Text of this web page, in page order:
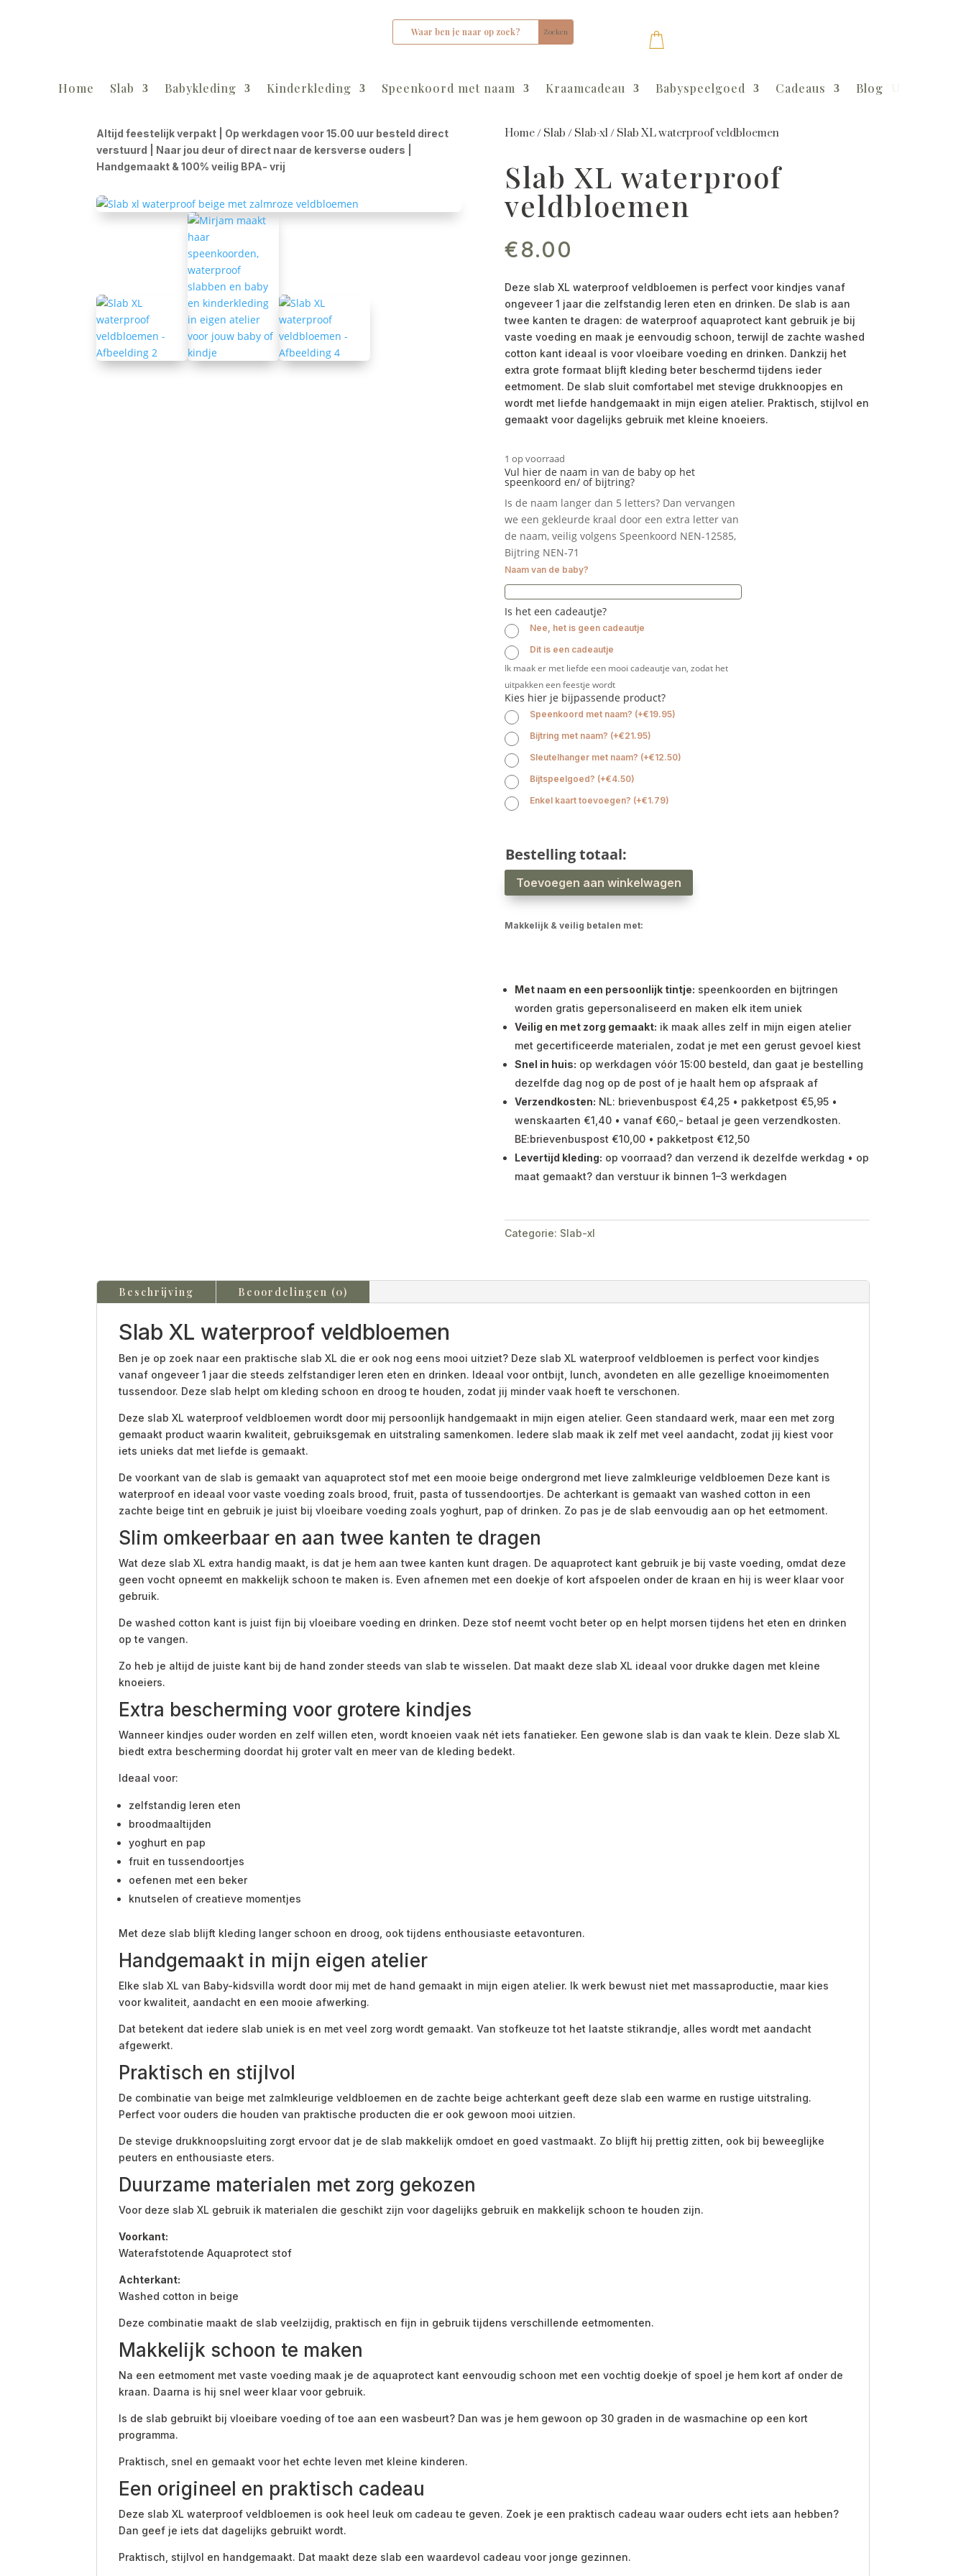
Home Slab Babykleding Kinderkleding Speenkoord met naam Kraamcadeau Babyspeelgoed Cadeaus Blog
Altijd feestelijk verpakt | Op werkdagen voor 15.00 uur besteld direct
verstuurd | Naar jou deur of direct naar de kersverse ouders |
Handgemaakt & 100% veilig BPA- vrij
Home/ Slab / Slab-xl/ Slab XL waterproof veldbloemen
Slab XL waterproof
veldbloemen
€8.00
Deze slab XL waterproof veldbloemen is perfect voor kindjes vanaf
ongeveer 1 jaar die zelfstandig leren eten en drinken. De slab is aan
twee kanten te dragen: de waterproof aquaprotect kant gebruik je bij
vaste voeding en maak je eenvoudig schoon, terwijl de zachte washed
cotton kant ideaal is voor vloeibare voeding en drinken. Dankzij het
extra grote formaat blijft kleding beter beschermd tijdens ieder
eetmoment. De slab sluit comfortabel met stevige drukknoopjes en
wordt met liefde handgemaakt in mijn eigen atelier. Praktisch, stijlvol en
gemaakt voor dagelijks gebruik met kleine knoeiers.
1 op voorraad
Vul hier de naam in van de baby op het
speenkoord en/ of bijtring?
Is de naam langer dan 5 letters? Dan vervangen
we een gekleurde kraal door een extra letter van
de naam, veilig volgens Speenkoord NEN-12585,
Bijtring NEN-71
Naam van de baby?
Is het een cadeautje?
Nee, het is geen cadeautje
Dit is een cadeautje
Ik maak er met liefde een mooi cadeautje van, zodat het
uitpakken een feestje wordt
Kies hier je bijpassende product?
Speenkoord met naam? (+€19.95)
Bijtring met naam? (+€21.95)
Sleutelhanger met naam? (+€12.50)
Bijtspeelgoed? (+€4.50)
Enkel kaart toevoegen? (+€1.79)
Bestelling totaal:
Slab
waterproof
veldbloemen
Toevoegen aan winkelwagen
Makkelijk & veilig betalen met:
Met naam en een persoonlijk tintje: speenkoorden en bijtringen
worden gratis gepersonaliseerd en maken elk item uniek
Veilig en met zorg gemaakt: ik maak alles zelf in mijn eigen atelier
met gecertificeerde materialen, zodat je met een gerust gevoel kiest
Snel in huis: op werkdagen vóór 15:00 besteld, dan gaat je bestelling
dezelfde dag nog op de post of je haalt hem op afspraak af
Verzendkosten: NL: brievenbuspost €4,25 • pakketpost €5,95 •
wenskaarten €1,40 • vanaf €60,- betaal je geen verzendkosten.
BE:brievenbuspost €10,00 • pakketpost €12,50
Levertijd kleding: op voorraad? dan verzend ik dezelfde werkdag • op
maat gemaakt? dan verstuur ik binnen 1–3 werkdagen
Categorie: Slab-xl
Beschrijving Beoordelingen (0)
Slab XL waterproof veldbloemen
Ben je op zoek naar een praktische slab XL die er ook nog eens mooi uitziet? Deze slab XL waterproof veldbloemen is perfect voor kindjes
vanaf ongeveer 1 jaar die steeds zelfstandiger leren eten en drinken. Ideaal voor ontbijt, lunch, avondeten en alle gezellige knoeimomenten
tussendoor. Deze slab helpt om kleding schoon en droog te houden, zodat jij minder vaak hoeft te verschonen.
Deze slab XL waterproof veldbloemen wordt door mij persoonlijk handgemaakt in mijn eigen atelier. Geen standaard werk, maar een met zorg
gemaakt product waarin kwaliteit, gebruiksgemak en uitstraling samenkomen. Iedere slab maak ik zelf met veel aandacht, zodat jij kiest voor
iets unieks dat met liefde is gemaakt.
De voorkant van de slab is gemaakt van aquaprotect stof met een mooie beige ondergrond met lieve zalmkleurige veldbloemen Deze kant is
waterproof en ideaal voor vaste voeding zoals brood, fruit, pasta of tussendoortjes. De achterkant is gemaakt van washed cotton in een
zachte beige tint en gebruik je juist bij vloeibare voeding zoals yoghurt, pap of drinken. Zo pas je de slab eenvoudig aan op het eetmoment.
Slim omkeerbaar en aan twee kanten te dragen
Wat deze slab XL extra handig maakt, is dat je hem aan twee kanten kunt dragen. De aquaprotect kant gebruik je bij vaste voeding, omdat deze
geen vocht opneemt en makkelijk schoon te maken is. Even afnemen met een doekje of kort afspoelen onder de kraan en hij is weer klaar voor
gebruik.
De washed cotton kant is juist fijn bij vloeibare voeding en drinken. Deze stof neemt vocht beter op en helpt morsen tijdens het eten en drinken
op te vangen.
Zo heb je altijd de juiste kant bij de hand zonder steeds van slab te wisselen. Dat maakt deze slab XL ideaal voor drukke dagen met kleine
knoeiers.
Extra bescherming voor grotere kindjes
Wanneer kindjes ouder worden en zelf willen eten, wordt knoeien vaak nét iets fanatieker. Een gewone slab is dan vaak te klein. Deze slab XL
biedt extra bescherming doordat hij groter valt en meer van de kleding bedekt.
Ideaal voor:
zelfstandig leren eten
broodmaaltijden
yoghurt en pap
fruit en tussendoortjes
oefenen met een beker
knutselen of creatieve momentjes
Met deze slab blijft kleding langer schoon en droog, ook tijdens enthousiaste eetavonturen.
Handgemaakt in mijn eigen atelier
Elke slab XL van Baby-kidsvilla wordt door mij met de hand gemaakt in mijn eigen atelier. Ik werk bewust niet met massaproductie, maar kies
voor kwaliteit, aandacht en een mooie afwerking.
Dat betekent dat iedere slab uniek is en met veel zorg wordt gemaakt. Van stofkeuze tot het laatste stikrandje, alles wordt met aandacht
afgewerkt.
Praktisch en stijlvol
De combinatie van beige met zalmkleurige veldbloemen en de zachte beige achterkant geeft deze slab een warme en rustige uitstraling.
Perfect voor ouders die houden van praktische producten die er ook gewoon mooi uitzien.
De stevige drukknoopsluiting zorgt ervoor dat je de slab makkelijk omdoet en goed vastmaakt. Zo blijft hij prettig zitten, ook bij beweeglijke
peuters en enthousiaste eters.
Duurzame materialen met zorg gekozen
Voor deze slab XL gebruik ik materialen die geschikt zijn voor dagelijks gebruik en makkelijk schoon te houden zijn.
Voorkant:
Waterafstotende Aquaprotect stof
Achterkant:
Washed cotton in beige
Deze combinatie maakt de slab veelzijdig, praktisch en fijn in gebruik tijdens verschillende eetmomenten.
Makkelijk schoon te maken
Na een eetmoment met vaste voeding maak je de aquaprotect kant eenvoudig schoon met een vochtig doekje of spoel je hem kort af onder de
kraan. Daarna is hij snel weer klaar voor gebruik.
Is de slab gebruikt bij vloeibare voeding of toe aan een wasbeurt? Dan was je hem gewoon op 30 graden in de wasmachine op een kort
programma.
Praktisch, snel en gemaakt voor het echte leven met kleine kinderen.
Een origineel en praktisch cadeau
Deze slab XL waterproof veldbloemen is ook heel leuk om cadeau te geven. Zoek je een praktisch cadeau waar ouders echt iets aan hebben?
Dan geef je iets dat dagelijks gebruikt wordt.
Praktisch, stijlvol en handgemaakt. Dat maakt deze slab een waardevol cadeau voor jonge gezinnen.